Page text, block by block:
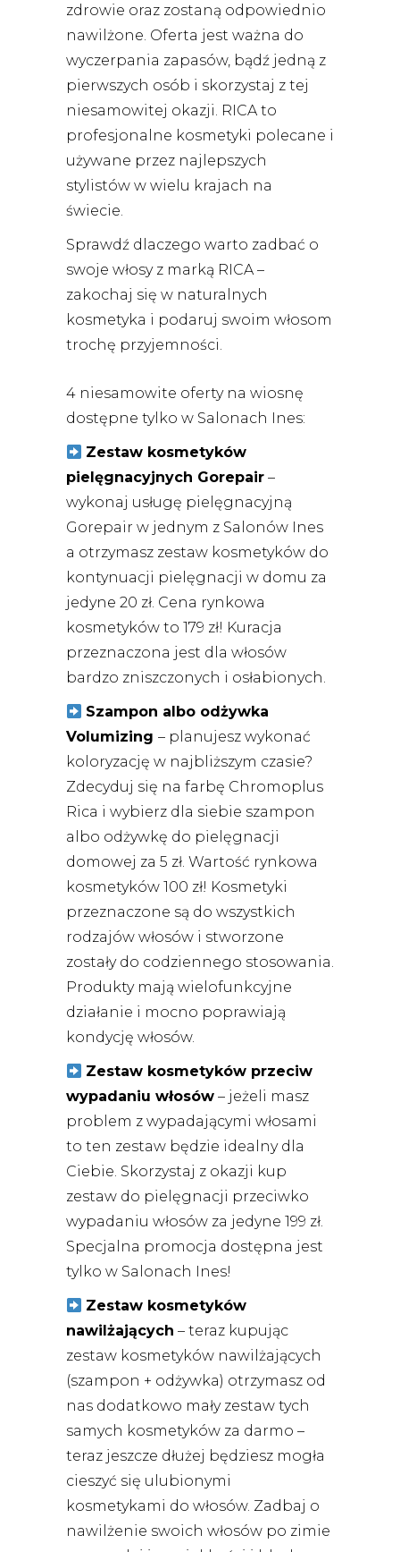
zdrowie oraz zostaną odpowiednio
nawilżone. Oferta jest ważna do
wyczerpania zapasów, bądź jedną z
pierwszych osób i skorzystaj z tej
niesamowitej okazji. RICA to
profesjonalne kosmetyki polecane i
używane przez najlepszych
stylistów w wielu krajach na
świecie.
Sprawdź dlaczego warto zadbać o
swoje włosy z marką RICA –
zakochaj się w naturalnych
kosmetyka i podaruj swoim włosom
trochę przyjemności.
4 niesamowite oferty na wiosnę
dostępne tylko w Salonach Ines:
Zestaw kosmetyków
pielęgnacyjnych Gorepair –
wykonaj usługę pielęgnacyjną
Gorepair w jednym z Salonów Ines
a otrzymasz zestaw kosmetyków do
kontynuacji pielęgnacji w domu za
jedyne 20 zł. Cena rynkowa
kosmetyków to 179 zł! Kuracja
przeznaczona jest dla włosów
bardzo zniszczonych i osłabionych.
Szampon albo odżywka
Volumizing – planujesz wykonać
koloryzację w najbliższym czasie?
Zdecyduj się na farbę Chromoplus
Rica i wybierz dla siebie szampon
albo odżywkę do pielęgnacji
domowej za 5 zł. Wartość rynkowa
kosmetyków 100 zł! Kosmetyki
przeznaczone są do wszystkich
rodzajów włosów i stworzone
zostały do codziennego stosowania.
Produkty mają wielofunkcyjne
działanie i mocno poprawiają
kondycję włosów.
Zestaw kosmetyków przeciw
wypadaniu włosów – jeżeli masz
problem z wypadającymi włosami
to ten zestaw będzie idealny dla
Ciebie. Skorzystaj z okazji kup
zestaw do pielęgnacji przeciwko
wypadaniu włosów za jedyne 199 zł.
Specjalna promocja dostępna jest
tylko w Salonach Ines!
Zestaw kosmetyków
nawilżających – teraz kupując
zestaw kosmetyków nawilżających
(szampon + odżywka) otrzymasz od
nas dodatkowo mały zestaw tych
samych kosmetyków za darmo –
teraz jeszcze dłużej będziesz mogła
cieszyć się ulubionymi
kosmetykami do włosów. Zadbaj o
nawilżenie swoich włosów po zimie